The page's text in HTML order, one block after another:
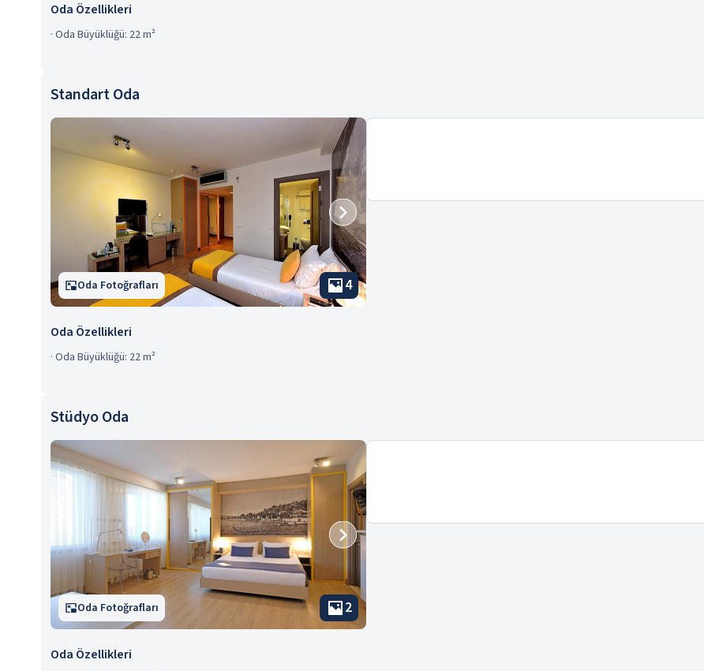
Oda Özellikleri
· Oda Büyüklüğü: 22 m²
Standart Oda
Oda Fotoğrafları 4
Oda Özellikleri
· Oda Büyüklüğü: 22 m²
Stüdyo Oda
Oda Fotoğrafları 2
Oda Özellikleri